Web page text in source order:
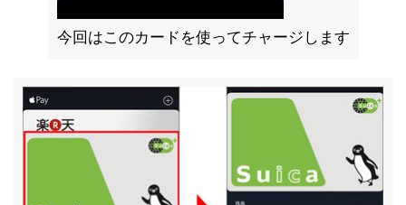
今回はこのカードを使ってチャージします